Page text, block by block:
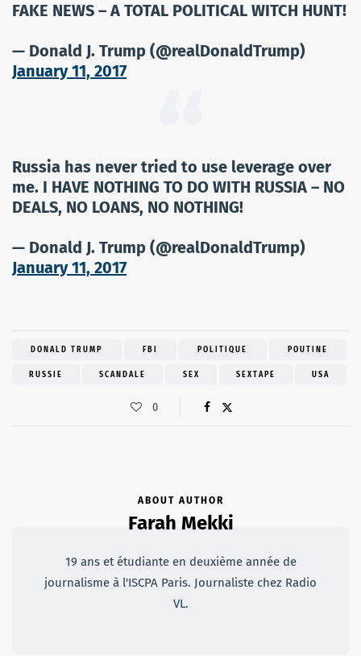
FAKE NEWS – A TOTAL POLITICAL WITCH HUNT!
— Donald J. Trump (@realDonaldTrump)
January 11, 2017
Russia has never tried to use leverage over
me. I HAVE NOTHING TO DO WITH RUSSIA – NO
DEALS, NO LOANS, NO NOTHING!
— Donald J. Trump (@realDonaldTrump)
January 11, 2017
DONALD TRUMP FBI POLITIQUE POUTINE
RUSSIE SCANDALE SEX SEXTAPE USA
0
ABOUT AUTHOR
Farah Mekki
19 ans et étudiante en deuxième année de
journalisme à l'ISCPA Paris. Journaliste chez Radio
VL.